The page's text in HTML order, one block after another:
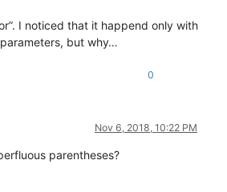
I noticed that it happend only with
but why…
0
Nov 6, 2018, 10:22 PM
parentheses?